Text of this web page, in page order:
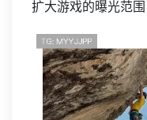
扩大游戏的曝光范